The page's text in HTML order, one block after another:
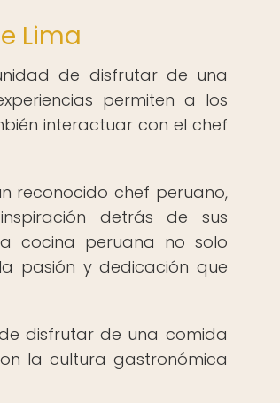
Lima
de disfrutar de una
permiten a los
interactuar con el chef
reconocido chef peruano,
detrás de sus
cocina peruana no solo
pasión y dedicación que
disfrutar de una comida
la cultura gastronómica